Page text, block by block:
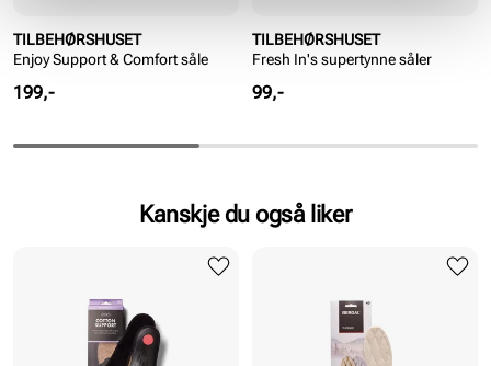
TILBEHØRSHUSET
Enjoy Support & Comfort såle
Pris
199,-
TILBEHØRSHUSET
Fresh In's supertynne såler
Pris
99,-
Kanskje du også liker